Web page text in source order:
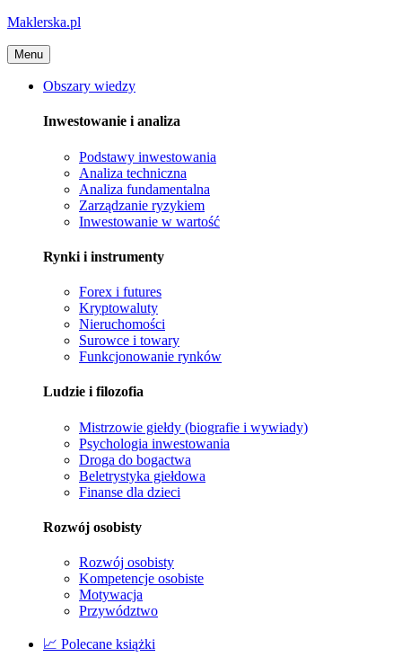
Maklerska.pl
Menu
Obszary wiedzy
Inwestowanie i analiza
Podstawy inwestowania
Analiza techniczna
Analiza fundamentalna
Zarządzanie ryzykiem
Inwestowanie w wartość
Rynki i instrumenty
Forex i futures
Kryptowaluty
Nieruchomości
Surowce i towary
Funkcjonowanie rynków
Ludzie i filozofia
Mistrzowie giełdy (biografie i wywiady)
Psychologia inwestowania
Droga do bogactwa
Beletrystyka giełdowa
Finanse dla dzieci
Rozwój osobisty
Rozwój osobisty
Kompetencje osobiste
Motywacja
Przywództwo
📈 Polecane książki